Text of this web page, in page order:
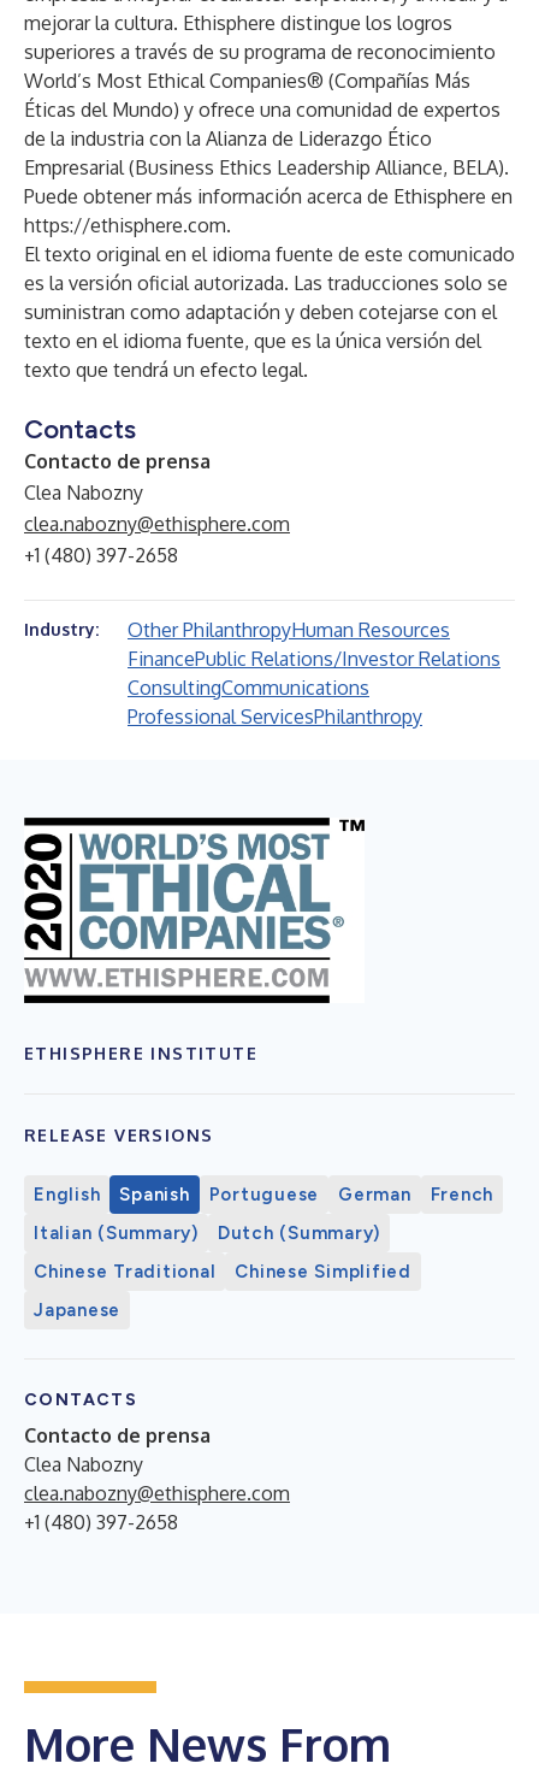
mejorar la cultura. Ethisphere distingue los logros
superiores a través de su programa de reconocimiento
World’s Most Ethical Companies® (Compañías Más
Éticas del Mundo) y ofrece una comunidad de expertos
de la industria con la Alianza de Liderazgo Ético
Empresarial (Business Ethics Leadership Alliance, BELA).
Puede obtener más información acerca de Ethisphere en
https://ethisphere.com.
El texto original en el idioma fuente de este comunicado
es la versión oficial autorizada. Las traducciones solo se
suministran como adaptación y deben cotejarse con el
texto en el idioma fuente, que es la única versión del
texto que tendrá un efecto legal.
Contacts
Contacto de prensa
Clea Nabozny
clea.nabozny@ethisphere.com
+1 (480) 397-2658
Industry: Other PhilanthropyHuman Resources
FinancePublic Relations/Investor Relations
ConsultingCommunications
Professional ServicesPhilanthropy
ETHISPHERE INSTITUTE
RELEASE VERSIONS
English Spanish Portuguese German
French
Italian (Summary)
Dutch (Summary)
Chinese Traditional
Chinese Simplified
Japanese
CONTACTS
Contacto de prensa
Clea Nabozny
clea.nabozny@ethisphere.com
+1 (480) 397-2658
More News From